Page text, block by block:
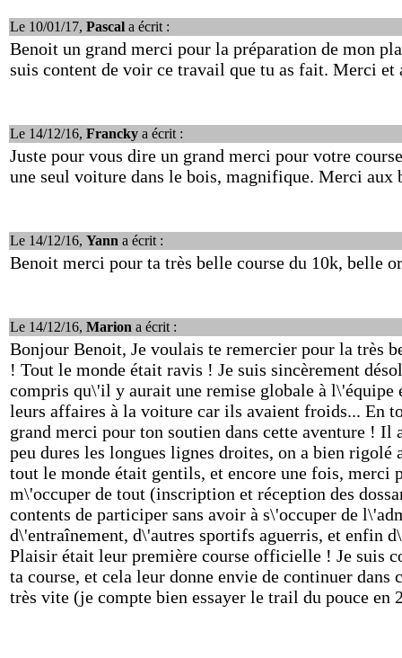
Le 10/01/17, Pascal a écrit :
Benoit un grand merci pour la préparation de mon
suis content de voir ce travail que tu as fait. Merci et
Le 14/12/16, Francky a écrit :
Juste pour vous dire un grand merci pour votre
une seul voiture dans le bois, magnifique. Merci aux
Le 14/12/16, Yann a écrit :
Benoit merci pour ta très belle course du 10k, belle
Le 14/12/16, Marion a écrit :
Bonjour Benoit, Je voulais te remercier pour la très
! Tout le monde était ravis ! Je suis sincèrement
compris qu\'il y aurait une remise globale à
leurs affaires à la voiture car ils avaient froids... En
grand merci pour ton soutien dans cette aventure !
peu dures les longues lignes droites, on a bien
tout le monde était gentils, et encore une fois, merci
m\'occuper de tout (inscription et réception des
contents de participer sans avoir à s\'occuper de
d\'entraînement, d\'autres sportifs aguerris, et enfin
Plaisir était leur première course officielle ! Je suis
ta course, et cela leur donne envie de continuer
très vite (je compte bien essayer le trail du pouce en